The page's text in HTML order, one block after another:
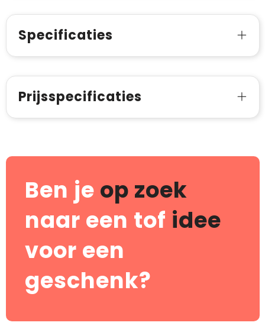
Specificaties
Prijsspecificaties
Ben je op zoek
naar een tof idee
voor een
geschenk?